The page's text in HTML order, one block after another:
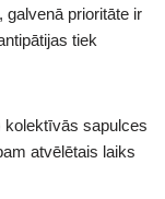
prioritāte ir
tiek
kolektīvās sapulces
atvēlētais laiks